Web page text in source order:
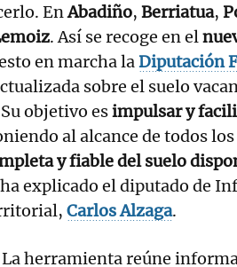
EnAbadiño, Berriatua,
. Así se recoge en el
en marcha laDiputación
sobre el suelo
objetivo esimpulsar y
al alcance de todos
y fiable del suelo
explicado el diputado de
Carlos Alzaga.
La herramienta reúne